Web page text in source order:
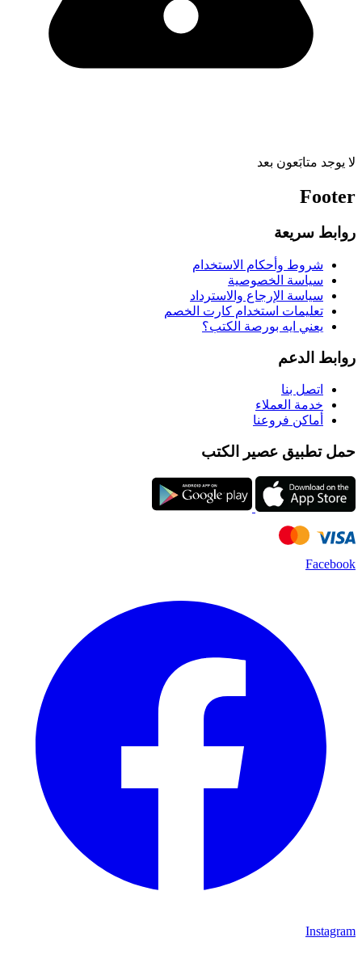
لا يوجد متابَعون بعد
Footer
روابط سريعة
شروط وأحكام الاستخدام
سياسة الخصوصية
سياسة الإرجاع والاسترداد
تعليمات استخدام كارت الخصم
يعني ايه بورصة الكتب؟
روابط الدعم
اتصل بنا
خدمة العملاء
أماكن فروعنا
حمل تطبيق عصير الكتب
Facebook
Instagram